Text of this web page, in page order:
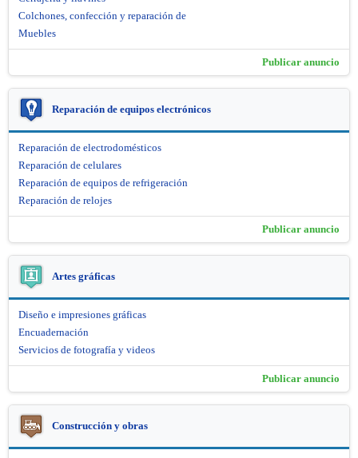
Colchones, confección y reparación de
Muebles
Publicar anuncio
Reparación de equipos electrónicos
Reparación de electrodomésticos
Reparación de celulares
Reparación de equipos de refrigeración
Reparación de relojes
Publicar anuncio
Artes gráficas
Diseño e impresiones gráficas
Encuadernación
Servicios de fotografía y videos
Publicar anuncio
Construcción y obras